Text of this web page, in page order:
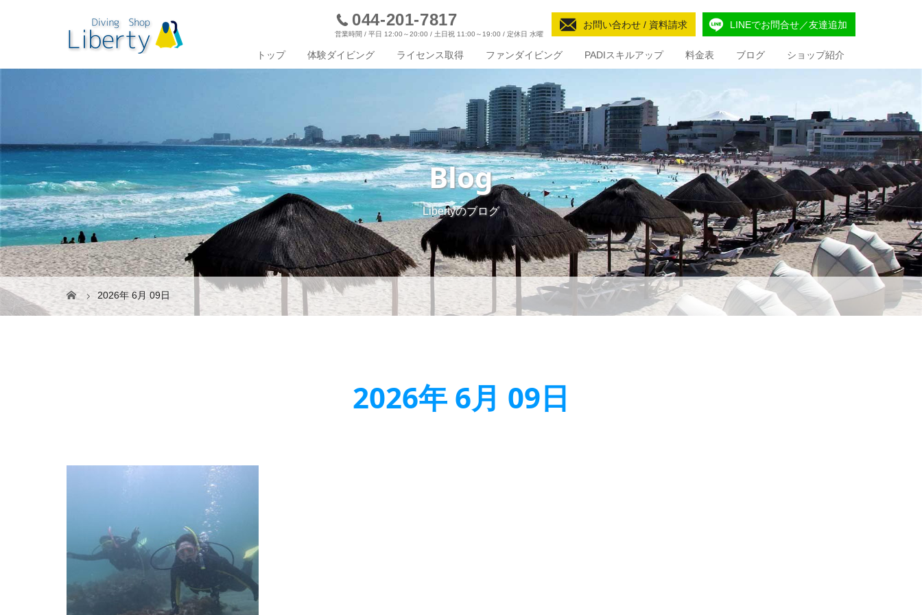
044-201-7817
営業時間 / 平日 12:00～20:00 / 土日祝 11:00～19:00 / 定休日 水曜
お問い合わせ / 資料請求 LINEでお問合せ／友達追加
トップ 体験ダイビング ライセンス取得 ファンダイビング PADIスキルアップ 料金表 ブログ ショップ紹介
Blog
Libertyのブログ
2026年 6月 09日
2026年 6月 09日